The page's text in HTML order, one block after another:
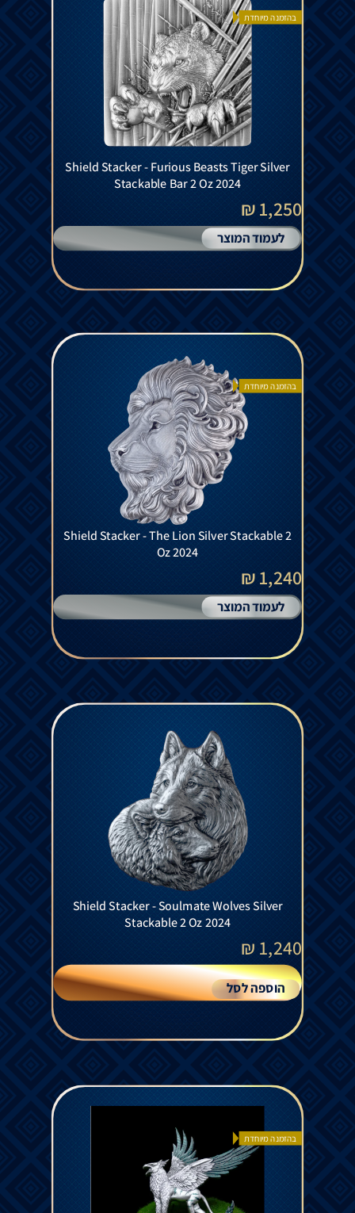
בהזמנה מיוחדת
Shield Stacker - Furious Beasts Tiger Silver
Stackable Bar 2 Oz 2024
1,250 ₪
לעמוד המוצר
בהזמנה מיוחדת
Shield Stacker - The Lion Silver Stackable 2
Oz 2024
1,240 ₪
לעמוד המוצר
Shield Stacker - Soulmate Wolves Silver
Stackable 2 Oz 2024
1,240
₪
הוספה לסל
בהזמנה מיוחדת